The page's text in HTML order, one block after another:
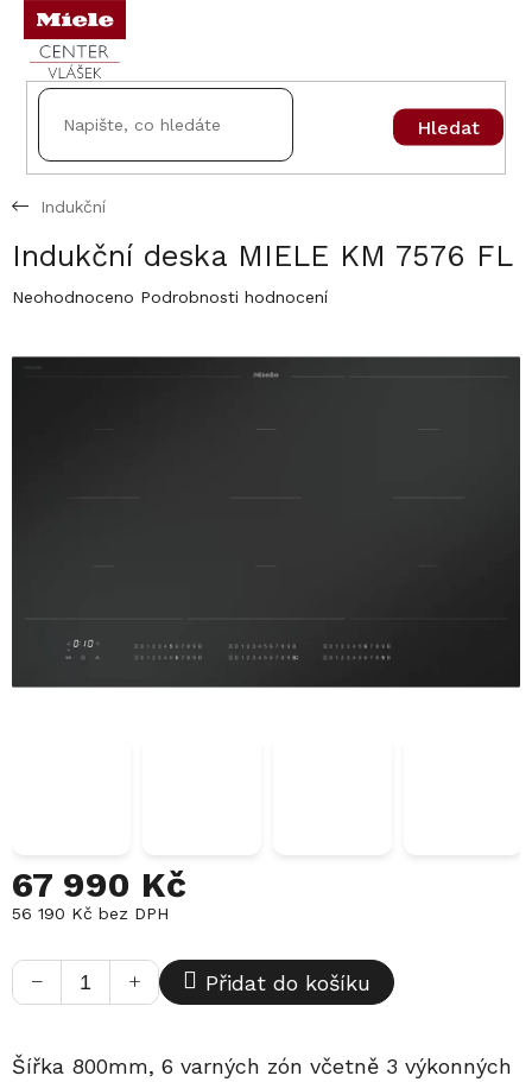
Přejít
obsah
Hledat
Indukční
Indukční deska MIELE KM 7576 FL
Průměrné
je
Neohodnoceno Podrobnosti hodnocení
67 990 Kč
56 190 Kč bez DPH
cena:
+
− Přidat do košíku
Šířka 800mm, 6 varných zón včetně 3 výkonných